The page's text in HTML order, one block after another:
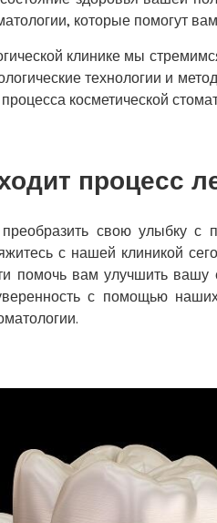
которые помогут
клинике мы
технологии и
косметической
процесс
свою улыбку с
с нашей клиникой
помочь вам улучшить вашу
с помощью